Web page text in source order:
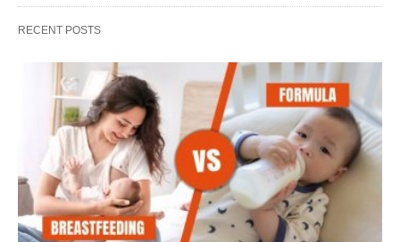
RECENT POSTS